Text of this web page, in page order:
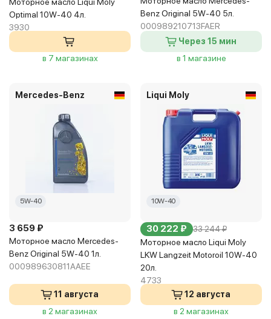
Optimal 10W-40 4л.
3930
в 7 магазинах
Benz Original 5W-40 5л.
000989210713FAER
Через 15 мин
в 1 магазине
Mercedes-Benz
5W-40
3 659 ₽
Моторное масло Mercedes-
Benz Original 5W-40 1л.
000989630811AAEE
11 августа
в 2 магазинах
Liqui Moly
10W-40
30 222 ₽ 33 244 ₽
Моторное масло Liqui Moly
LKW Langzeit Motoroil 10W-40
20л.
4733
12 августа
в 2 магазинах